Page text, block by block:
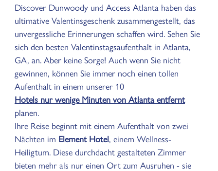
Discover Dunwoody und Access Atlanta haben das
ultimative Valentinsgeschenk zusammengestellt, das
unvergessliche Erinnerungen schaffen wird. Sehen Sie
sich den besten Valentinstagsaufenthalt in Atlanta,
GA, an. Aber keine Sorge! Auch wenn Sie nicht
gewinnen, können Sie immer noch einen tollen
Aufenthalt in einem unserer 10
Hotels nur wenige Minuten von Atlanta entfernt
planen.
Ihre Reise beginnt mit einem Aufenthalt von zwei
Nächten im Element Hotel, einem Wellness-
Heiligtum. Diese durchdacht gestalteten Zimmer
bieten mehr als nur einen Ort zum Ausruhen - sie